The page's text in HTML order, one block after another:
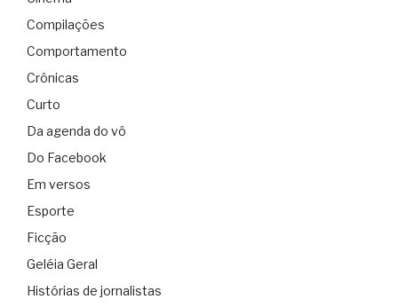
Compilações
Comportamento
Crônicas
Curto
Da agenda do vô
Do Facebook
Em versos
Esporte
Ficção
Geléia Geral
Histórias de jornalistas